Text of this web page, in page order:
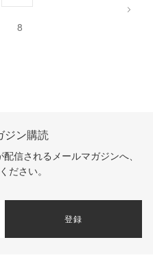
8
ジン購読
信されるメールマガジンへ、
ださい。
登録